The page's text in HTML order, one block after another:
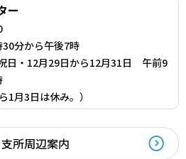
ー
分から午後7時
日・12月29日から12月31日 午前9
1月3日は休み。）
所周辺案内